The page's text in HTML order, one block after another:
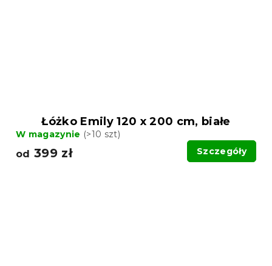
Łóżko Emily 120 x 200 cm, białe
W magazynie (>10 szt)
od 399 zł Szczegóły